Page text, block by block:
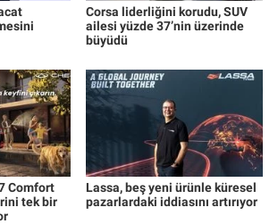
Corsa liderliğini korudu, SUV
ailesi yüzde 37’nin üzerinde
büyüdü
Comfort
tek bir
Lassa, beş yeni ürünle küresel
pazarlardaki iddiasını artırıyor